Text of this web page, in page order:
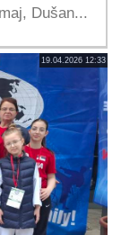
Dušan...
19.04.2026 12:33